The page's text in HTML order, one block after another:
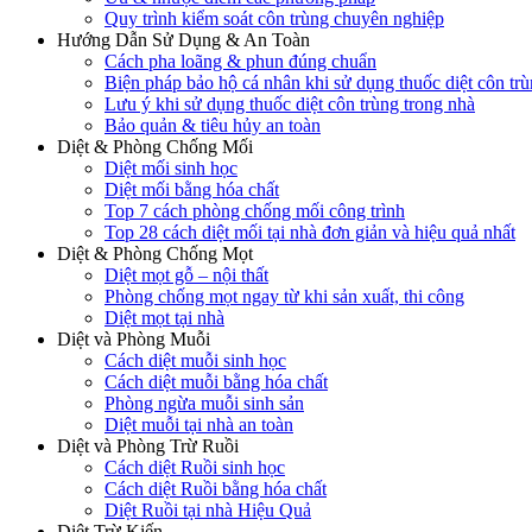
Quy trình kiểm soát côn trùng chuyên nghiệp
Hướng Dẫn Sử Dụng & An Toàn
Cách pha loãng & phun đúng chuẩn
Biện pháp bảo hộ cá nhân khi sử dụng thuốc diệt côn
Lưu ý khi sử dụng thuốc diệt côn trùng trong nhà
Bảo quản & tiêu hủy an toàn
Diệt & Phòng Chống Mối
Diệt mối sinh học
Diệt mối bằng hóa chất
Top 7 cách phòng chống mối công trình
Top 28 cách diệt mối tại nhà đơn giản và hiệu quả nhất
Diệt & Phòng Chống Mọt
Diệt mọt gỗ – nội thất
Phòng chống mọt ngay từ khi sản xuất, thi công
Diệt mọt tại nhà
Diệt và Phòng Muỗi
Cách diệt muỗi sinh học
Cách diệt muỗi bằng hóa chất
Phòng ngừa muỗi sinh sản
Diệt muỗi tại nhà an toàn
Diệt và Phòng Trừ Ruồi
Cách diệt Ruồi sinh học
Cách diệt Ruồi bằng hóa chất
Diệt Ruồi tại nhà Hiệu Quả